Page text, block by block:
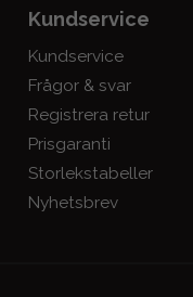
Kundservice
Kundservice
Frågor & svar
Registrera retur
Prisgaranti
Storlekstabeller
Nyhetsbrev